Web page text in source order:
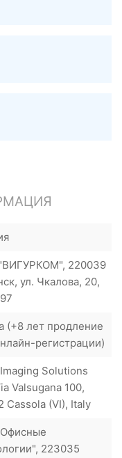
220039
ул. Чкалова, 20,
(+8 лет продление
регистрации)
Solutions
Valsugana 100,
Cassola (VI), Italy
223035